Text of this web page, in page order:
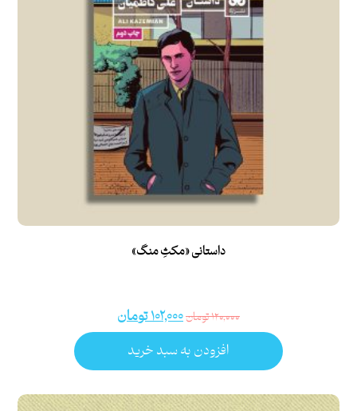
داستانی «مکثِ منگ»
۱۲۰,۰۰۰تومان۱۰۲,۰۰۰تومان
افزودن به سبد خرید